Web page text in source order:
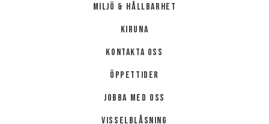
GRUPPAKTIVITETER
MILJÖ & HÅLLBARHET
Miljö & hållbarhet
Kiruna
Kontakta oss
Öppettider
Jobba med oss
Visselblåsning